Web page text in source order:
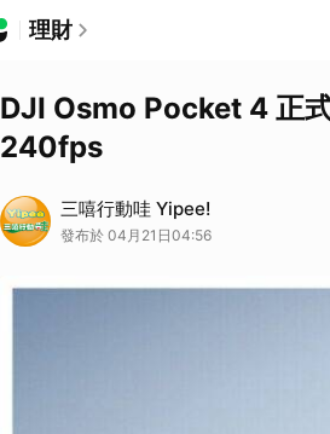
理財
DJI Osmo Pocket 4 正
240fps
三嘻行動哇 Yipee!
發布於 04月21日04:56